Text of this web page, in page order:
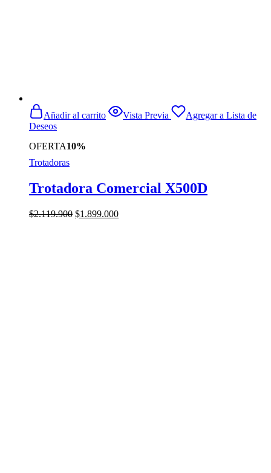
OFERTA10%
Añadir al carrito Vista Previa
Agregar a Lista de
Deseos
Trotadoras
Trotadora Comercial X500D
$2.119.900 El
$1.899.000El